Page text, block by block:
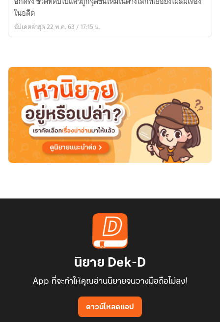
โฉม
ในอดีต
อัปเดตล่าสุด 22 พ.ค. 63 / 17:15 น.
นิยาย Dek-D
App ที่จะทำให้คุณอ่านนิยายจนวางมือถือไม่ลง!
ดาวน์โหลดแอป